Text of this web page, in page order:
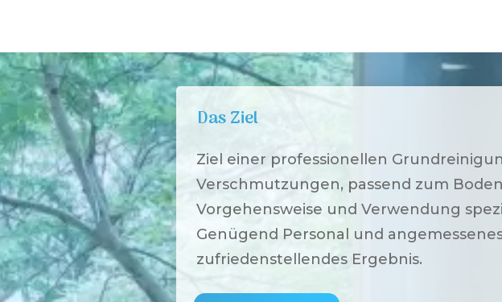
Das Ziel
Ziel einer professionellen
Verschmutzungen, passend zum
Vorgehensweise und Verwendung
Genügend Personal und
zufriedenstellendes Ergebnis.